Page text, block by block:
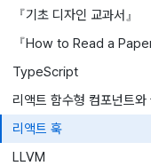
『기초 디자인 교과서』
『How to Read a Paper
TypeScript
리액트 함수형 컴포넌트와
리액트 훅
LLVM